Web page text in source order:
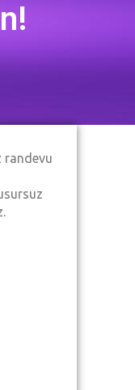
randevu